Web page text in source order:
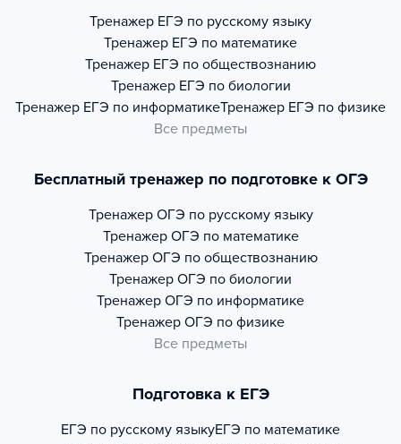
Тренажер ЕГЭ по русскому языку
Тренажер ЕГЭ по математике
Тренажер ЕГЭ по обществознанию
Тренажер ЕГЭ по биологии
Тренажер ЕГЭ по информатикеТренажер ЕГЭ по физике
Все предметы
Бесплатный тренажер по подготовке к ОГЭ
Тренажер ОГЭ по русскому языку
Тренажер ОГЭ по математике
Тренажер ОГЭ по обществознанию
Тренажер ОГЭ по биологии
Тренажер ОГЭ по информатике
Тренажер ОГЭ по физике
Все предметы
Подготовка к ЕГЭ
ЕГЭ по русскому языкуЕГЭ по математике